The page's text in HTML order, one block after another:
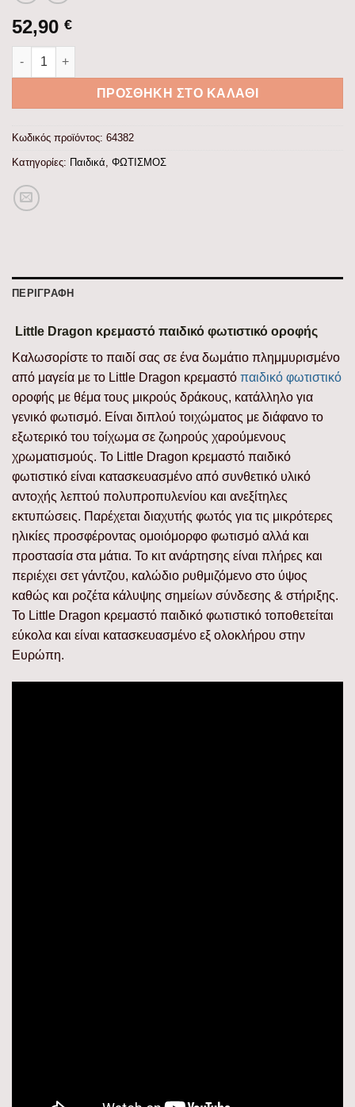
52,90 €
Little Dragon κρεμαστό παιδικό φωτιστικό (64382) ποσότητα
ΠΡΟΣΘΉΚΗ ΣΤΟ ΚΑΛΆΘΙ
Κωδικός προϊόντος: 64382
Κατηγορίες: Παιδικά ΦΩΤΙΣΜΟΣ
ΠΕΡΙΓΡΑΦΉ
Little Dragon κρεμαστό παιδικό φωτιστικό οροφής
Καλωσορίστε το παιδί σας σε ένα δωμάτιο πλημμυρισμένο
από μαγεία με το Little Dragon κρεμαστό παιδικό φωτιστικό
οροφής με θέμα τους μικρούς δράκους, κατάλληλο για
γενικό φωτισμό. Είναι διπλού τοιχώματος με διάφανο το
εξωτερικό του τοίχωμα σε ζωηρούς χαρούμενους
χρωματισμούς. Το Little Dragon κρεμαστό παιδικό
φωτιστικό είναι κατασκευασμένο από συνθετικό υλικό
αντοχής λεπτού πολυπροπυλενίου και ανεξίτηλες
εκτυπώσεις. Παρέχεται διαχυτής φωτός για τις μικρότερες
ηλικίες προσφέροντας ομοιόμορφο φωτισμό αλλά και
προστασία στα μάτια. Το κιτ ανάρτησης είναι πλήρες και
περιέχει σετ γάντζου, καλώδιο ρυθμιζόμενο στο ύψος
καθώς και ροζέτα κάλυψης σημείων σύνδεσης & στήριξης.
Το Little Dragon κρεμαστό παιδικό φωτιστικό τοποθετείται
εύκολα και είναι κατασκευασμένο εξ ολοκλήρου στην
Ευρώπη.